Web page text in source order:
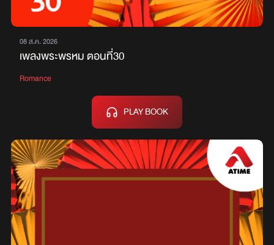
08 ส.ค. 2026
เพลงพระพรหม ตอนที่30
Romance
PLAY BOOK